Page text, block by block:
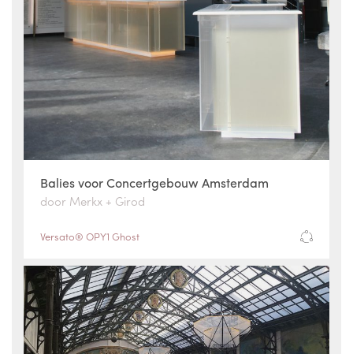
Balies voor Concertgebouw Amsterdam
door Merkx + Girod
Versato® OPY1 Ghost